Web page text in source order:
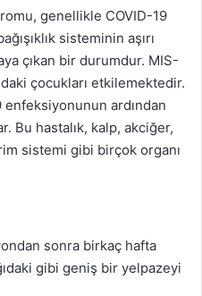
genellikle COVID-19
sisteminin aşırı
çıkan bir durumdur. MIS-
çocukları etkilemektedir.
ardından
Bu hastalık, kalp, akciğer,
sistemi gibi birçok organı
sonra birkaç hafta
gibi geniş bir yelpazeyi